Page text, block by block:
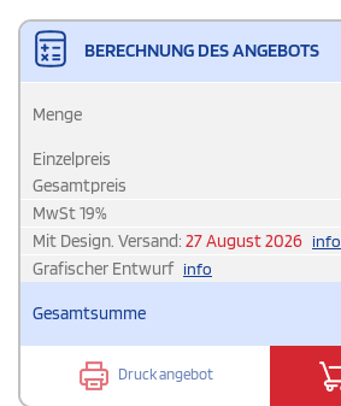
BERECHNUNG DES ANGEBOTS
Menge
Einzelpreis
Gesamtpreis
MwSt19%
Mit Design. Versand: 27 August 2026 info
Grafischer Entwurf info
Gesamtsumme
Druck angebot